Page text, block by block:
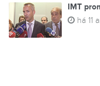
IMT
há 11